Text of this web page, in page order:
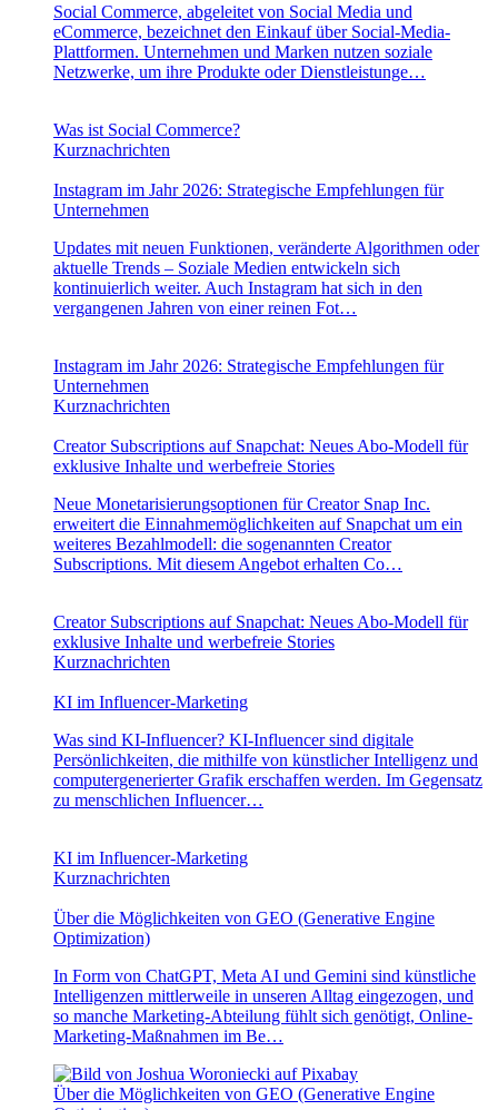
Social Commerce, abgeleitet von Social Media und
eCommerce, bezeichnet den Einkauf über Social-Media-
Plattformen. Unternehmen und Marken nutzen soziale
Netzwerke, um ihre Produkte oder Dienstleistunge…
Was ist Social Commerce?
Kurznachrichten
Instagram im Jahr 2026: Strategische Empfehlungen für
Unternehmen
Updates mit neuen Funktionen, veränderte Algorithmen oder
aktuelle Trends – Soziale Medien entwickeln sich
kontinuierlich weiter. Auch Instagram hat sich in den
vergangenen Jahren von einer reinen Fot…
Instagram im Jahr 2026: Strategische Empfehlungen für
Unternehmen
Kurznachrichten
Creator Subscriptions auf Snapchat: Neues Abo-Modell für
exklusive Inhalte und werbefreie Stories
Neue Monetarisierungsoptionen für Creator Snap Inc.
erweitert die Einnahmemöglichkeiten auf Snapchat um ein
weiteres Bezahlmodell: die sogenannten Creator
Subscriptions. Mit diesem Angebot erhalten Co…
Creator Subscriptions auf Snapchat: Neues Abo-Modell für
exklusive Inhalte und werbefreie Stories
Kurznachrichten
KI im Influencer-Marketing
Was sind KI-Influencer? KI-Influencer sind digitale
Persönlichkeiten, die mithilfe von künstlicher Intelligenz und
computergenerierter Grafik erschaffen werden. Im Gegensatz
zu menschlichen Influencer…
KI im Influencer-Marketing
Kurznachrichten
Über die Möglichkeiten von GEO (Generative Engine
Optimization)
In Form von ChatGPT, Meta AI und Gemini sind künstliche
Intelligenzen mittlerweile in unseren Alltag eingezogen, und
so manche Marketing-Abteilung fühlt sich genötigt, Online-
Marketing-Maßnahmen im Be…
Über die Möglichkeiten von GEO (Generative Engine